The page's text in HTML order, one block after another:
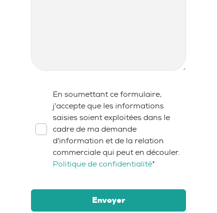
*En soumettant ce formulaire,
j'accepte que les informations
saisies soient exploitées dans le
cadre de ma demande
d'information et de la relation
commerciale qui peut en découler.
Politique de confidentialité*
Envoyer